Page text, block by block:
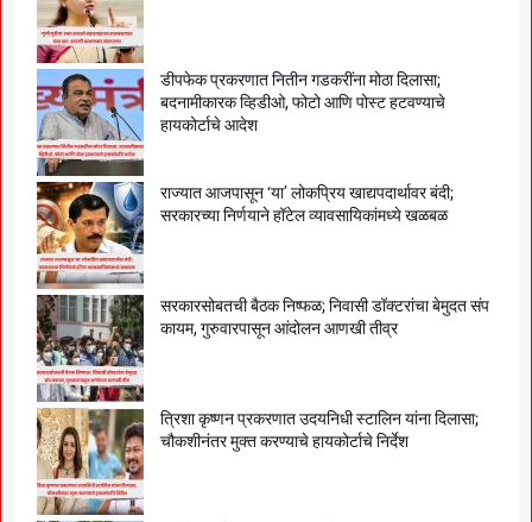
डीपफेक प्रकरणात नितीन गडकरींना मोठा दिलासा;
बदनामीकारक व्हिडीओ, फोटो आणि पोस्ट हटवण्याचे
हायकोर्टाचे आदेश
राज्यात आजपासून ‘या’ लोकप्रिय खाद्यपदार्थावर बंदी;
सरकारच्या निर्णयाने हॉटेल व्यावसायिकांमध्ये खळबळ
सरकारसोबतची बैठक निष्फळ; निवासी डॉक्टरांचा बेमुदत संप
कायम, गुरुवारपासून आंदोलन आणखी तीव्र
त्रिशा कृष्णन प्रकरणात उदयनिधी स्टालिन यांना दिलासा;
चौकशीनंतर मुक्त करण्याचे हायकोर्टाचे निर्देश